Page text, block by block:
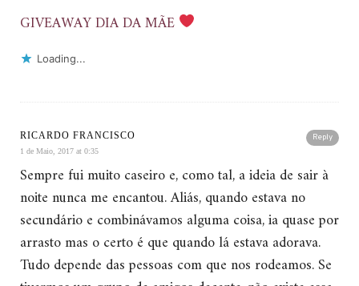
GIVEAWAY DIA DA MÃE
Loading...
Reply
RICARDO FRANCISCO
1 de Maio, 2017 at 0:35
Sempre fui muito caseiro e, como tal, a ideia de sair à
noite nunca me encantou. Aliás, quando estava no
secundário e combinávamos alguma coisa, ia quase por
arrasto mas o certo é que quando lá estava adorava.
Tudo depende das pessoas com que nos rodeamos. Se